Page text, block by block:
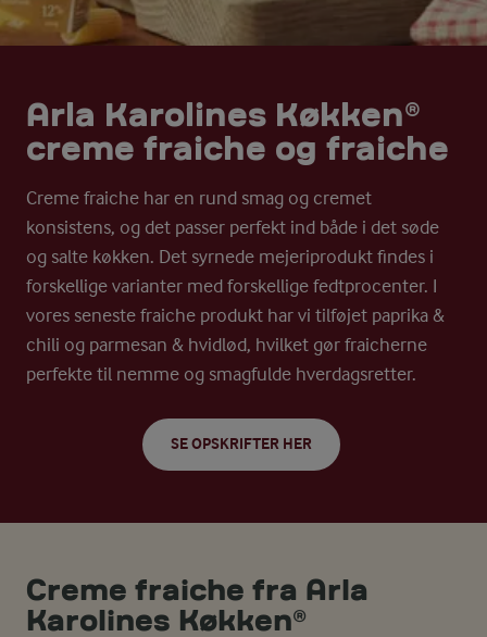
Arla Karolines Køkken®
creme fraiche og fraiche
Creme fraiche har en rund smag og cremet
konsistens, og det passer perfekt ind både i det søde
og salte køkken. Det syrnede mejeriprodukt findes i
forskellige varianter med forskellige fedtprocenter. I
vores seneste fraiche produkt har vi tilføjet paprika &
chili og parmesan & hvidlød, hvilket gør fraicherne
perfekte til nemme og smagfulde hverdagsretter.
SE OPSKRIFTER HER
Creme fraiche fra Arla
Karolines Køkken®